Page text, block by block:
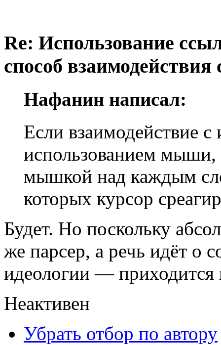
Re: Использование
способ взаимодействия
Нафанин написал:
Если взаимодействие с
использованием мыши,
мышкой над каждым
которых курсор
Будет. Но поскольку
же парсер, а речь идёт о
идеологии — приходится
Неактивен
Убрать отбор по автору